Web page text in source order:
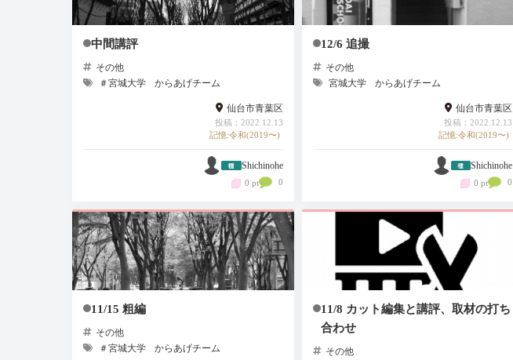
中間講評
その他
＃宮城大学
からあげチーム
仙台市青葉区
投稿：2022.12.13
記憶:令和(2019〜)
Shichinohe
0 pt 0
12/6 追撮
その他
宮城大学
からあげチーム
仙台市青葉区
投稿：2022.12.13
記憶:令和(2019〜)
Shichinohe
0 pt 0
11/15 粗編
その他
＃宮城大学
からあげチーム
11/8 カット編集と講評、取材の打ち
合わせ
その他